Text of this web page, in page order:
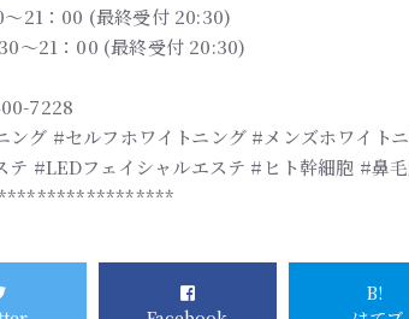
21：00 (最終受付 20:30)
～21：00 (最終受付 20:30)
7228
ング #セルフホワイトニング #メンズホワイト
テ #LEDフェイシャルエステ #ヒト幹細胞 #鼻
B!